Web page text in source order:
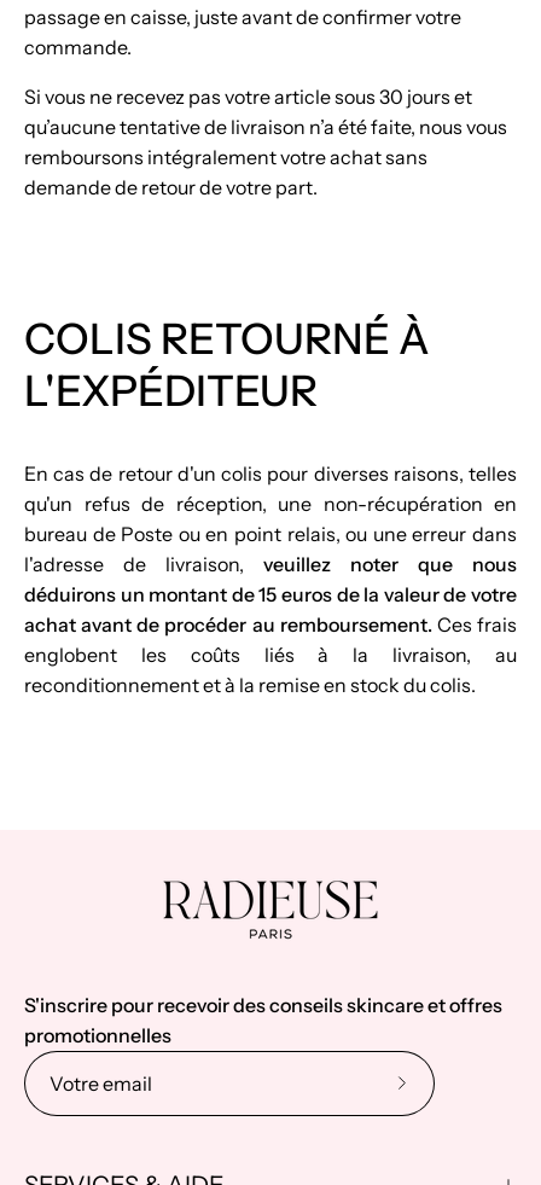
passage en caisse, juste avant de confirmer votre
commande.
Si vous ne recevez pas votre article sous 30 jours et
qu’aucune tentative de livraison n’a été faite, nous vous
remboursons intégralement votre achat sans
demande de retour de votre part.
COLIS RETOURNÉ À
L'EXPÉDITEUR
En cas de retour d'un colis pour diverses raisons, telles
qu'un refus de réception, une non-récupération en
bureau de Poste ou en point relais, ou une erreur dans
l'adresse de livraison, veuillez noter que nous
déduirons un montant de 15 euros de la valeur de votre
achat avant de procéder au remboursement.Ces frais
englobent les coûts liés à la livraison, au
reconditionnement et à la remise en stock du colis.
S'inscrire pour recevoir des conseils skincare et offres
promotionnelles
Abonnez-